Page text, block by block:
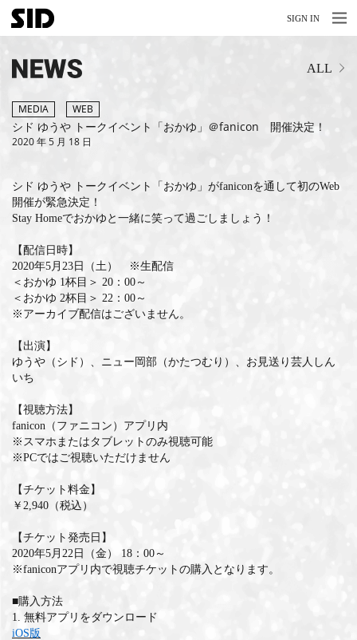
SIGN IN
NEWS
MEDIA
ALL
MEDIA WEB
シド ゆうや トークイベント「おかゆ」＠fanicon 開催決定！
2020 年 5 月 18 日
シド ゆうや トークイベント「おかゆ」がfaniconを通して初のWeb
開催が緊急決定！
Stay Homeでおかゆと一緒に笑って過ごしましょう！
【配信日時】
2020年5月23日（土） ※生配信
＜おかゆ 1杯目＞ 20：00～
＜おかゆ 2杯目＞ 22：00～
※アーカイブ配信はございません。
【出演】
ゆうや（シド）、ニュー岡部（かたつむり）、お見送り芸人しん
いち
【視聴方法】
fanicon（ファニコン）アプリ内
※スマホまたはタブレットのみ視聴可能
※PCではご視聴いただけません
【チケット料金】
￥2,940（税込）
【チケット発売日】
2020年5月22日（金） 18：00～
※faniconアプリ内で視聴チケットの購入となります。
■購入方法
1. 無料アプリをダウンロード
iOS版